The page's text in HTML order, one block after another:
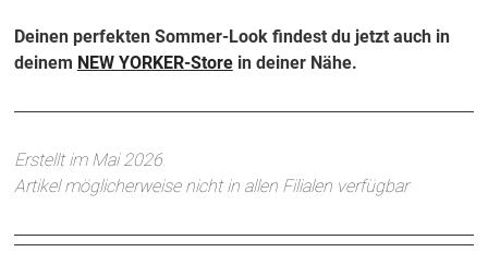
Deinen perfekten Sommer-Look findest du jetzt auch in
deinem NEW YORKER-Storein deiner Nähe.
Erstellt im Mai 2026
Artikel möglicherweise nicht in allen Filialen verfügbar